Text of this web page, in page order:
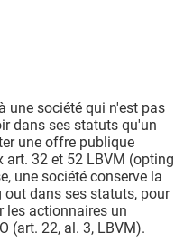
une société qui n'est pas
dans ses statuts qu'un
une offre publique
32 et 52 LBVM (opting
une société conserve la
dans ses statuts, pour
les actionnaires un
(art. 22, al. 3, LBVM).